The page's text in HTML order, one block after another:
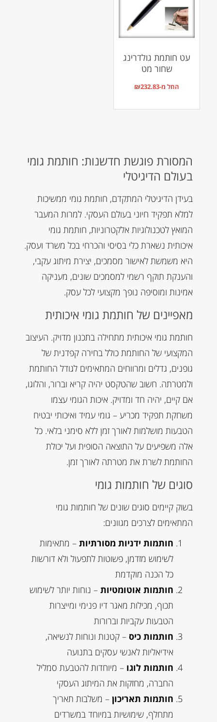
עט חותמת גולדרינג
שחור מט
החל מ- ₪232.83
המסורת פוגשת חדשנות: חותמת גומי
בעולם הדיגיטלי
בעידן הדיגיטלי המתקדם, חותמת גומי ממשיכות
למלא תפקיד חיוני בעולם העסקי. למרות המעבר
המואץ לטכנולוגיות אלקטרוניות, חותמת גומי
איכותית נשארת כלי בסיסי והכרחי בכל משרד ועסק.
היא משמשת לאישור מסמכים, יצירת מיתוג עקבי,
והענקת תוקף רשמי למסמכים שונים, מעניקה
אמינות ומוסיפה נופך מקצועי לכל עסק.
מאפיינים של חותמת גומי איכותית
חותמת גומי איכותית מתחילה בתכנון מדויק. העיצוב
המקצועי של החותמת כולל בחירה קפדנית של
גופנים, גדלים ומרווחים המתאימים לגודל החותמת
ולמטרתה. חשוב שהטקסט יהיה קריא וברור, והלוגו,
אם קיים, יהיה חד ומדויק. איכות הגומי עצמו
משחקת תפקיד מכריע – גומי עמיד ואיכותי יבטיח
הטבעות מושלמות לאורך זמן ללא סימני בלאי. כל
אלה משפיעים על התוצאה הסופית ועל יכולת
החותמת לשרת את מטרתה לאורך זמן.
סוגים של חותמות גומי
בשוק קיימים סוגים שונים של חותמות גומי
המתאימים לצרכים מגוונים:
חותמות ידניות מסורתיות – מתאימות
לשימוש מזדמן, פשוטות לתפעול ולא דורשות
כל הכנה מוקדמת
חותמות אוטומטיות – נוחות יותר לשימוש
תכוף, מכילות מאגר דיו פנימי ומייצרות
הטבעות עקביות וברורות
חותמות כיס – קטנות ונוחות לנשיאה,
אידיאליות לאנשי עסקים בתנועה
חותמות לוגו – מיוחדות להטבעת סמליל
החברה, מחזקות את המיתוג העסקי
חותמות תאריכון – משלבות תאריך
מתחלף, שימושיות במיוחד במשרדים